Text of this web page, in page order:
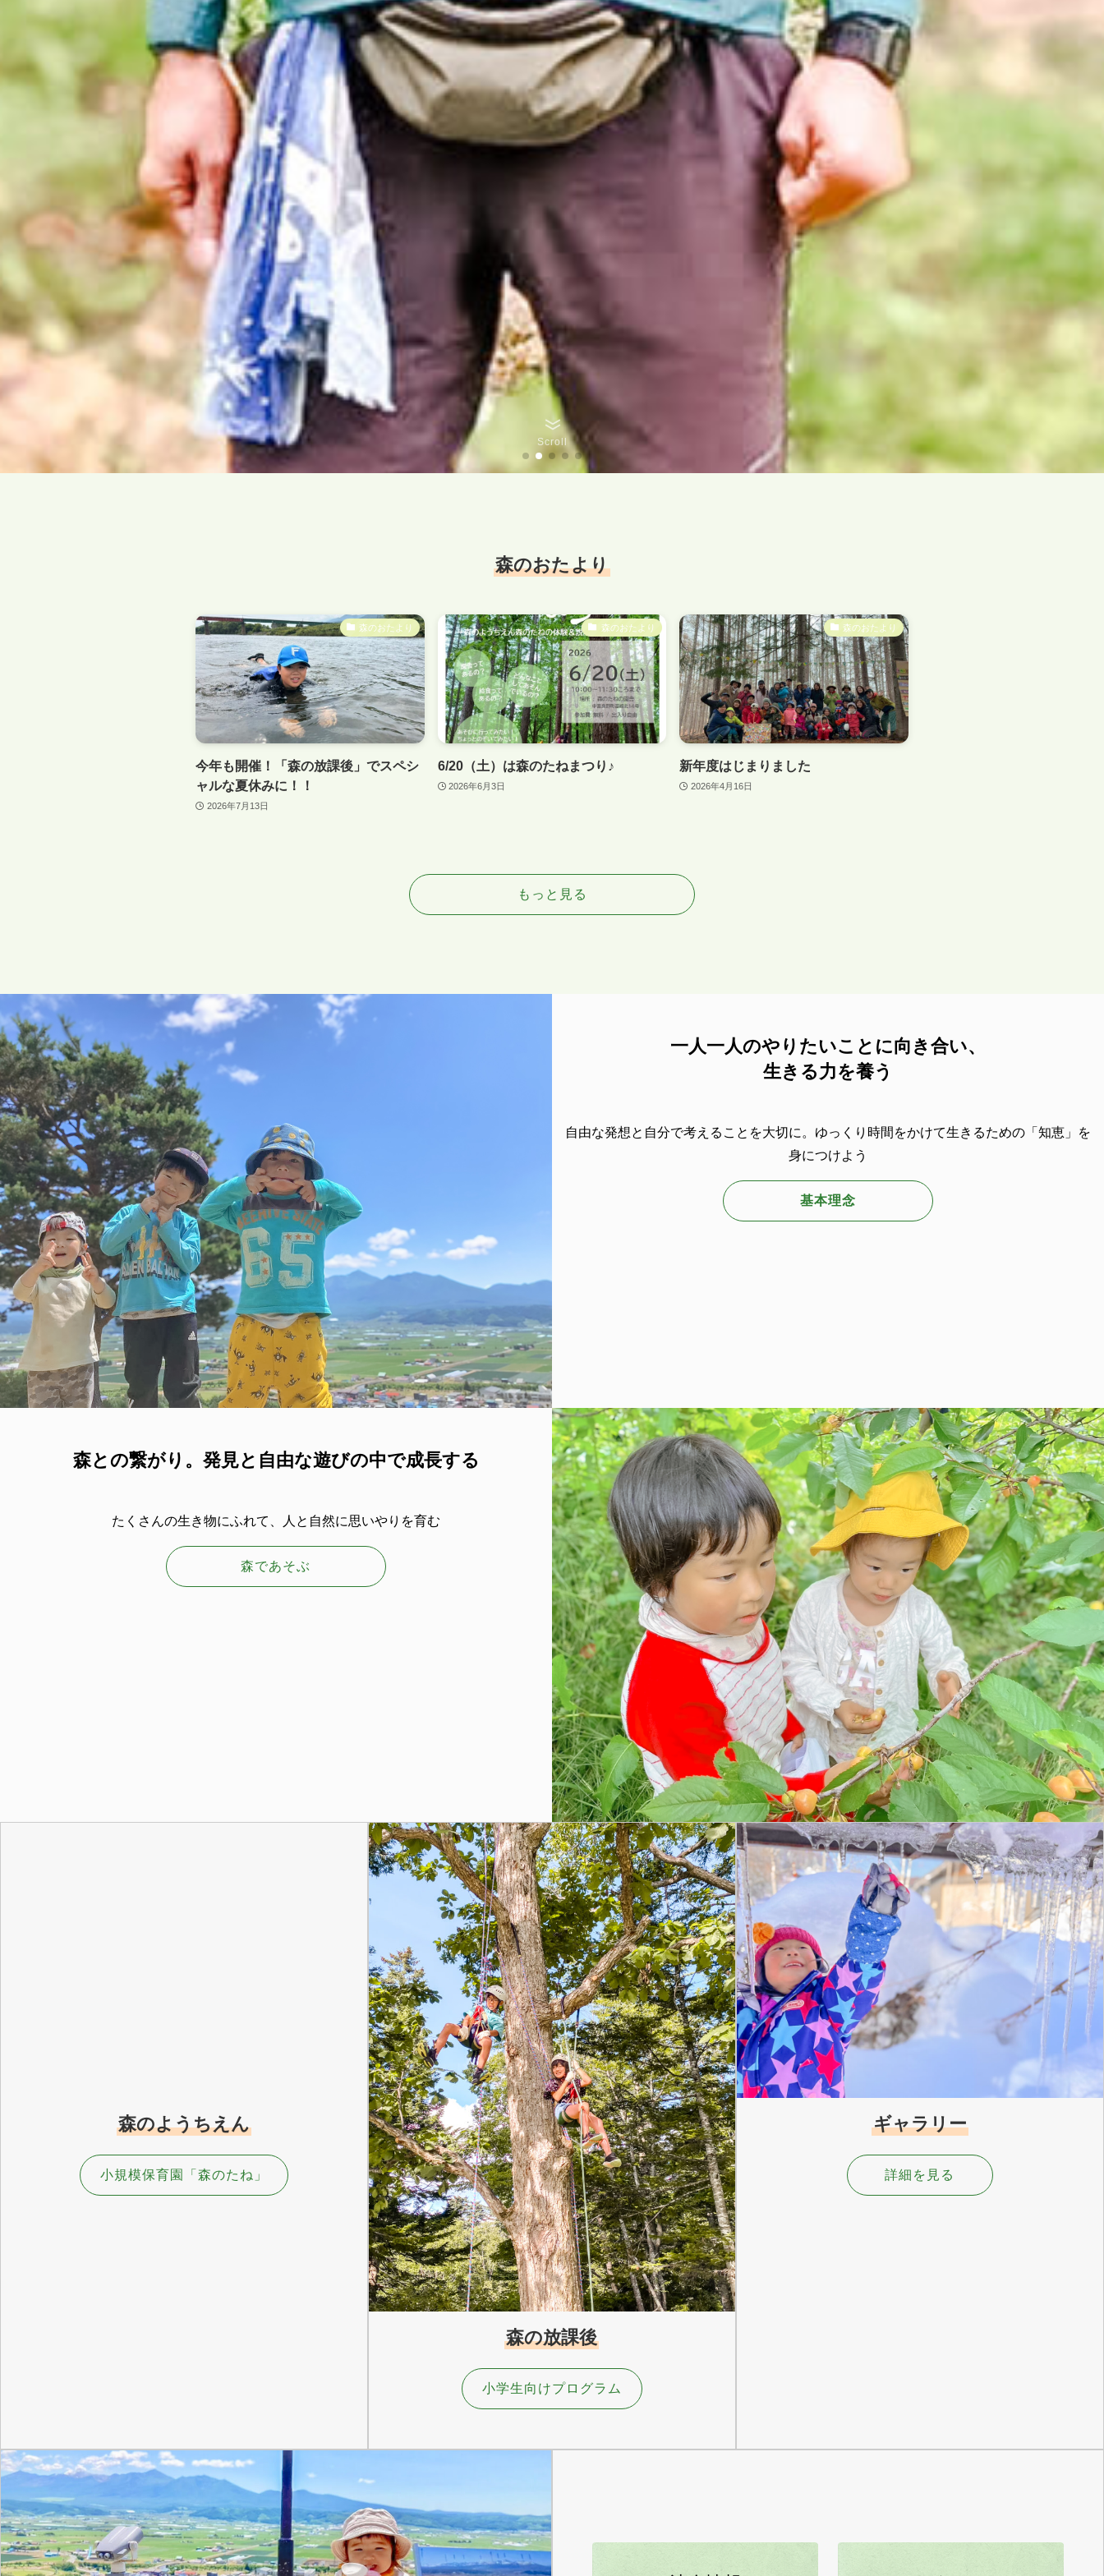
Scroll
森のおたより
森のおたより
今年も開催！「森の放課後」でスペシ
ャルな夏休みに！！
2026年7月13日
森のおたより
6/20（土）は森のたねまつり♪
2026年6月3日
森のおたより
新年度はじまりました
2026年4月16日
もっと見る
一人一人のやりたいことに向き合い、
生きる力を養う
自由な発想と自分で考えることを大切に。ゆっくり時間をかけて生きるための「知恵」を
身につけよう
基本理念
森との繋がり。発見と自由な遊びの中で成長する
たくさんの生き物にふれて、人と自然に思いやりを育む
森であそぶ
森のようちえん
小規模保育園「森のたね」
森の放課後
小学生向けプログラム
ギャラリー
詳細を見る